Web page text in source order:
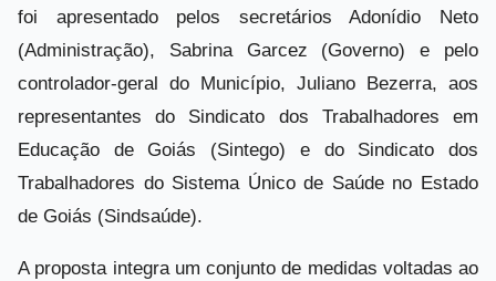
foi apresentado pelos secretários Adonídio Neto
(Administração), Sabrina Garcez (Governo) e pelo
controlador-geral do Município, Juliano Bezerra, aos
representantes do Sindicato dos Trabalhadores em
Educação de Goiás (Sintego) e do Sindicato dos
Trabalhadores do Sistema Único de Saúde no Estado
de Goiás (Sindsaúde).
A proposta integra um conjunto de medidas voltadas ao